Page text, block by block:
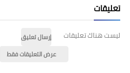
تعليقات
ليست هناك تعليقات
إرسال تعليق
عرض التعليقات فقط